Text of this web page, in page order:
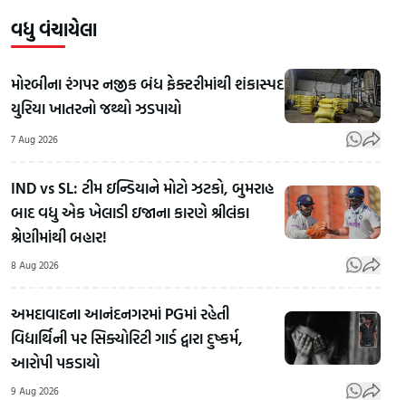
વધુ વંચાયેલા
મોરબીના રંગપર નજીક બંધ ફેક્ટરીમાંથી શંકાસ્પદ
યુરિયા ખાતરનો જથ્થો ઝડપાયો
7 Aug 2026
IND vs SL: ટીમ ઇન્ડિયાને મોટો ઝટકો, બુમરાહ
બાદ વધુ એક ખેલાડી ઇજાના કારણે શ્રીલંકા
શ્રેણીમાંથી બહાર!
8 Aug 2026
અમદાવાદના આનંદનગરમાં PGમાં રહેતી
વિદ્યાર્થિની પર સિક્યોરિટી ગાર્ડ દ્વારા દુષ્કર્મ,
આરોપી પકડાયો
9 Aug 2026
Gen-
ગેરમાર્ગે
દોરાયા
માટે
મારે